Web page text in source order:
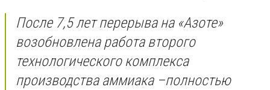
После 7,5 лет перерыва на «Азоте»
возобновлена работа второго
технологического комплекса
производства аммиака –полностью